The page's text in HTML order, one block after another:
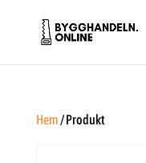
Hem/ Produkt